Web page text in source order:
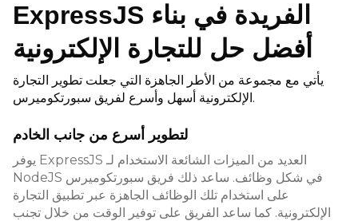
ExpressJS الفريدة في بناء
أفضل حل للتجارة الإلكترونية
يأتي مع مجموعة من الأطر الجاهزة التي جعلت تطوير التجارة
الإلكترونية أسهل وأسرع لفريق سبورتكوميرس.
لتطوير أسرع من جانب الخادم
يوفر ExpressJS العديد من الميزات الشائعة الاستخدام لـ
NodeJS في شكل وظائف. ساعد ذلك فريق سبورتكوميرس
على استخدام تلك الوظائف الجاهزة عبر تطبيق التجارة
الإلكترونية. كما ساعد الفريق على توفير الوقت من خلال تجنب